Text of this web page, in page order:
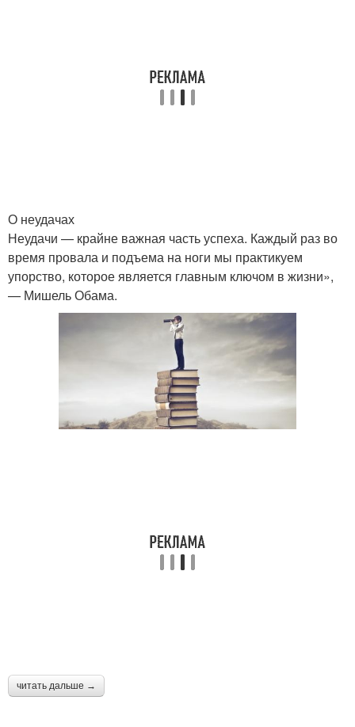
О неудачах
Неудачи — крайне важная часть успеха. Каждый раз во
время провала и подъема на ноги мы практикуем
упорство, которое является главным ключом в жизни»,
— Мишель Обама.
читать дальше →